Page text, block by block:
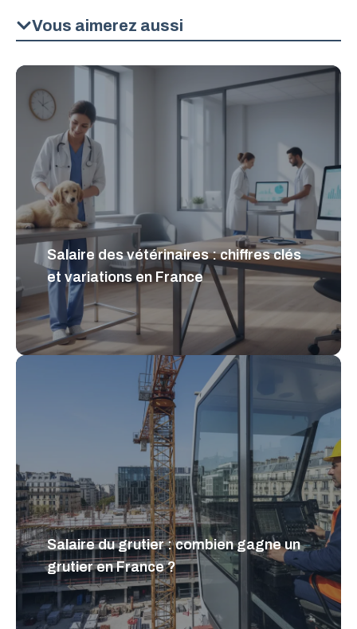
Vous aimerez aussi
Salaire des vétérinaires : chiffres clés
et variations en France
Salaire du grutier : combien gagne un
grutier en France ?